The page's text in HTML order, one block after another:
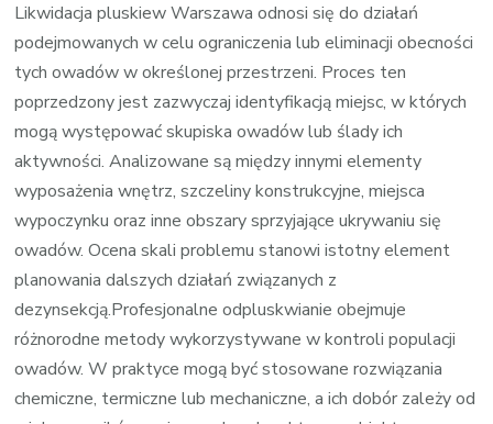
Likwidacja pluskiew Warszawa odnosi się do działań
podejmowanych w celu ograniczenia lub eliminacji obecności
tych owadów w określonej przestrzeni. Proces ten
poprzedzony jest zazwyczaj identyfikacją miejsc, w których
mogą występować skupiska owadów lub ślady ich
aktywności. Analizowane są między innymi elementy
wyposażenia wnętrz, szczeliny konstrukcyjne, miejsca
wypoczynku oraz inne obszary sprzyjające ukrywaniu się
owadów. Ocena skali problemu stanowi istotny element
planowania dalszych działań związanych z
dezynsekcją.Profesjonalne odpluskwianie obejmuje
różnorodne metody wykorzystywane w kontroli populacji
owadów. W praktyce mogą być stosowane rozwiązania
chemiczne, termiczne lub mechaniczne, a ich dobór zależy od